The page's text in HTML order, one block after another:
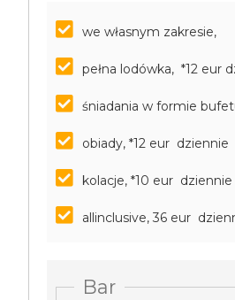
we własnym zakresie,
pełna lodówka, *12 eur
śniadania w formie
obiady, *12 eur dziennie
kolacje, *10 eur dziennie
allinclusive, 36 eur
Bar